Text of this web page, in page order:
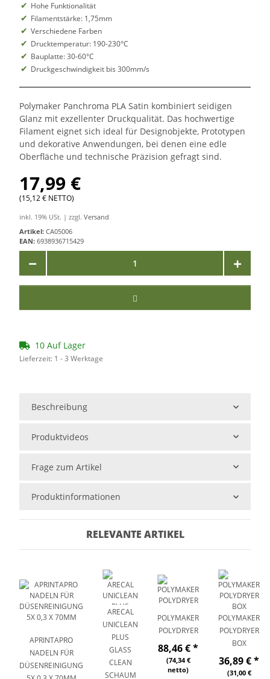
Hohe Funktionalität
Filamentstärke: 1,75mm
Verschiedene Farben
Drucktemperatur: 190-230°C
Bauplatte: 30-60°C
Druckgeschwindigkeit bis 300mm/s
Polymaker Panchroma PLA Satin kombiniert seidigen
Glanz mit exzellenter Druckqualität. Das hochwertige
Filament eignet sich ideal für Designobjekte, Prototypen
und dekorative Anwendungen, bei denen eine edle
Oberfläche und technische Präzision gefragt sind.
17,99 €
(15,12 € NETTO)
inkl. 19% USt. | zzgl. Versand
Artikel: CA05006
EAN: 6938936715429
10 Auf Lager
Lieferzeit: 1 - 3 Werktage
Beschreibung
Produktvideos
Frage zum Artikel
Produktinformationen
RELEVANTE ARTIKEL
APRINTAPRO
NADELN FÜR
DÜSENREINIGUNG
ARECAL
UNICLEAN
PLUS
GLASS
CLEAN
SCHAUM
POLYMAKER
POLYDRYER
88,46 €*
(74,34 €
netto)
POLYMAKER
POLYDRYER
BOX
36,89 €*
(31,00 €